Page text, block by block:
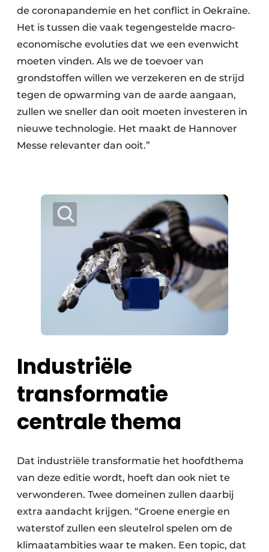
de coronapandemie en het conflict in Oekraïne.
Het is tussen die vaak tegengestelde macro-
economische evoluties dat we een evenwicht
moeten vinden. Als we de toevoer van
grondstoffen willen we verzekeren en de strijd
tegen de opwarming van de aarde aangaan,
zullen we sneller dan ooit moeten investeren in
nieuwe technologie. Het maakt de Hannover
Messe relevanter dan ooit.”
Industriële
transformatie
centrale thema
Dat industriële transformatie het hoofdthema
van deze editie wordt, hoeft dan ook niet te
verwonderen. Twee domeinen zullen daarbij
extra aandacht krijgen. “Groene energie en
waterstof zullen een sleutelrol spelen om de
klimaatambities waar te maken. Een topic, dat